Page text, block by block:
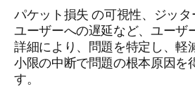
パケット損失 の可視性、ジッ
ユーザーへの遅延など、ユーザ
詳細により、問題を特定し、軽
小限の中断で問題の根本原因を
す。